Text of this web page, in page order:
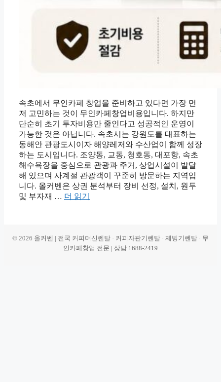
속초에서 무인카페 창업을 준비하고 있다면 가장 먼
저 고민하는 것이 무인카페창업비용입니다. 하지만
단순히 초기 투자비용만 줄인다고 성공적인 운영이
가능한 것은 아닙니다. 속초시는 강원도를 대표하는
동해안 관광도시이자 해양레저와 수산업이 함께 성장
하는 도시입니다. 조양동, 교동, 청호동, 대포항, 속초
해수욕장을 중심으로 관광과 주거, 상업시설이 발달
해 있으며 사계절 관광객이 꾸준히 방문하는 지역입
니다. 올커벤은 상권 분석부터 장비 선정, 설치, 원두
및 부자재 … 더 읽기
© 2026 올커벤 | 전국 커피머신렌탈 · 커피자판기렌탈 · 제빙기렌탈 · 무
인카페창업 전문 | 상담 1688-2419